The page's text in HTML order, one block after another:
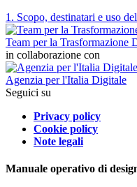
1. Scopo, destinatari e uso
Team per la Trasformazione
in collaborazione con
Agenzia per l'Italia Digitale
Seguici su
Privacy policy
Cookie policy
Note legali
Manuale operativo di